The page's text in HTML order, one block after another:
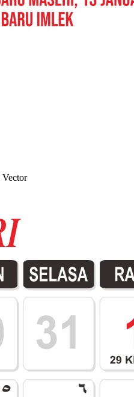
Vector